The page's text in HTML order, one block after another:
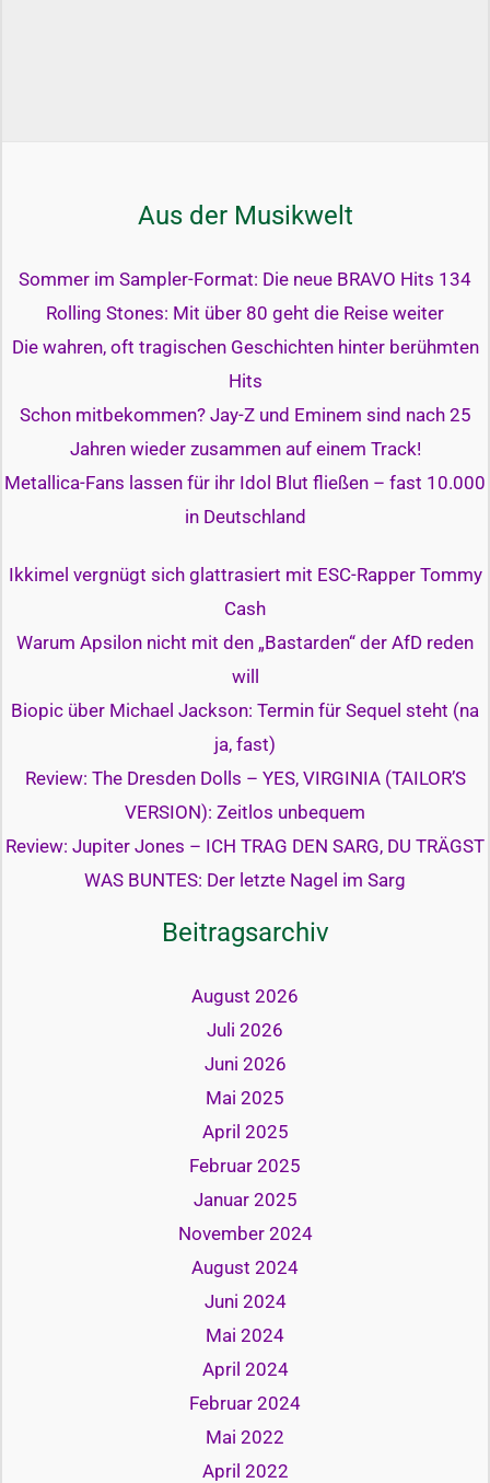
Aus der Musikwelt
Sommer im Sampler-Format: Die neue BRAVO Hits 134
Rolling Stones: Mit über 80 geht die Reise weiter
Die wahren, oft tragischen Geschichten hinter berühmten
Hits
Schon mitbekommen? Jay-Z und Eminem sind nach 25
Jahren wieder zusammen auf einem Track!
Metallica-Fans lassen für ihr Idol Blut fließen – fast 10.000
in Deutschland
Ikkimel vergnügt sich glattrasiert mit ESC-Rapper Tommy
Cash
Warum Apsilon nicht mit den „Bastarden“ der AfD reden
will
Biopic über Michael Jackson: Termin für Sequel steht (na
ja, fast)
Review: The Dresden Dolls – YES, VIRGINIA (TAILOR’S
VERSION): Zeitlos unbequem
Review: Jupiter Jones – ICH TRAG DEN SARG, DU TRÄGST
WAS BUNTES: Der letzte Nagel im Sarg
Beitragsarchiv
August 2026
Juli 2026
Juni 2026
Mai 2025
April 2025
Februar 2025
Januar 2025
November 2024
August 2024
Juni 2024
Mai 2024
April 2024
Februar 2024
Mai 2022
April 2022